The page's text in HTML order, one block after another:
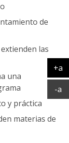
de
las
una
y práctica
materias de
+a
-a